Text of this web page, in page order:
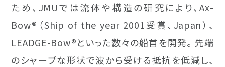
ため、JMUでは流体や構造の研究により、Ax-
Bow®（Ship of the year 2001受賞、Japan）、
LEADGE-Bow®といった数々の船首を開発。 先端
のシャープな形状で波から受ける抵抗を低減し、